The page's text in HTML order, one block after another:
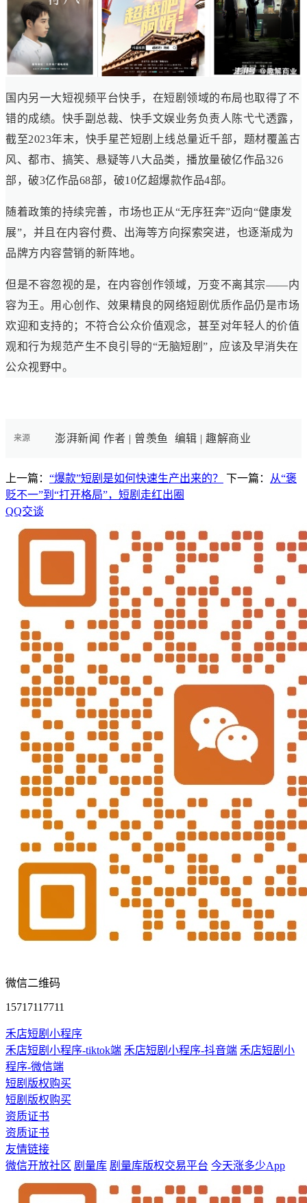
国内另一大短视频平台快手，在短剧领域的布局也取得了不
错的成绩。快手副总裁、快手文娱业务负责人陈弋弋透露，
截至2023年末，快手星芒短剧上线总量近千部，题材覆盖古
风、都市、搞笑、悬疑等八大品类，播放量破亿作品326
部，破3亿作品68部，破10亿超爆款作品4部。
随着政策的持续完善，市场也正从“无序狂奔”迈向“健康发
展”，并且在内容付费、出海等方向探索突进，也逐渐成为
品牌方内容营销的新阵地。
但是不容忽视的是，在内容创作领域，万变不离其宗——内
容为王。用心创作、效果精良的网络短剧优质作品仍是市场
欢迎和支持的；不符合公众价值观念，甚至对年轻人的价值
观和行为规范产生不良引导的“无脑短剧”，应该及早消失在
公众视野中。
来源 澎湃新闻 作者 | 曾羡鱼 编辑 | 趣解商业
上一篇： “爆款”短剧是如何快速生产出来的？ 下一篇：
从“褒
贬不一”到“打开格局”，短剧走红出圈
QQ交谈
微信二维码
15717117711
禾店短剧小程序
禾店短剧小程序-tiktok端 禾店短剧小程序-抖音端 禾店短剧小
程序-微信端
短剧版权购买
短剧版权购买
资质证书
资质证书
友情链接
微信开放社区 剧量库 剧量库版权交易平台 今天涨多少App